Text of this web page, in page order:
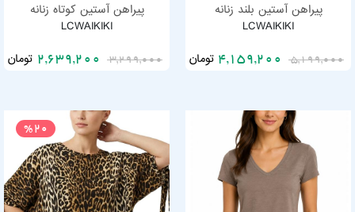
پیراهن آستین بلند زنانه
LCWAIKIKI
5,199,000 تومان
پیراهن آستین کوتاه زنانه
LCWAIKIKI
3,299,000 تومان
%20